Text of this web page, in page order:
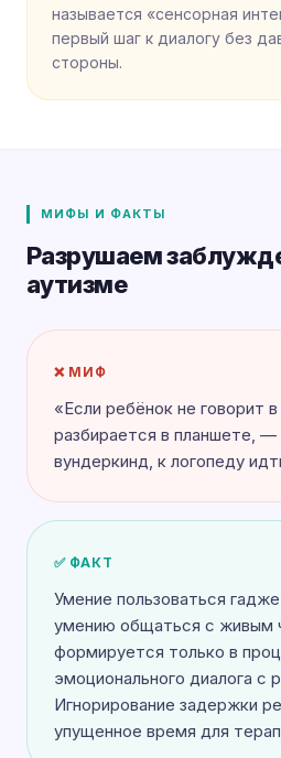
называется «сенсорная
первый шаг к диалогу без
стороны.
МИФЫ И ФАКТЫ
Разрушаем
аутизме
❌ МИФ
«Если ребёнок не говорит в
разбирается в планшете, —
вундеркинд, к логопеду
✅ ФАКТ
Умение пользоваться
умению общаться с живым
формируется только в
эмоционального диалога с
Игнорирование задержки
упущенное время для